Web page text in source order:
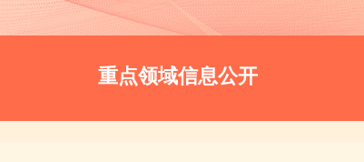
重点领域信息公开